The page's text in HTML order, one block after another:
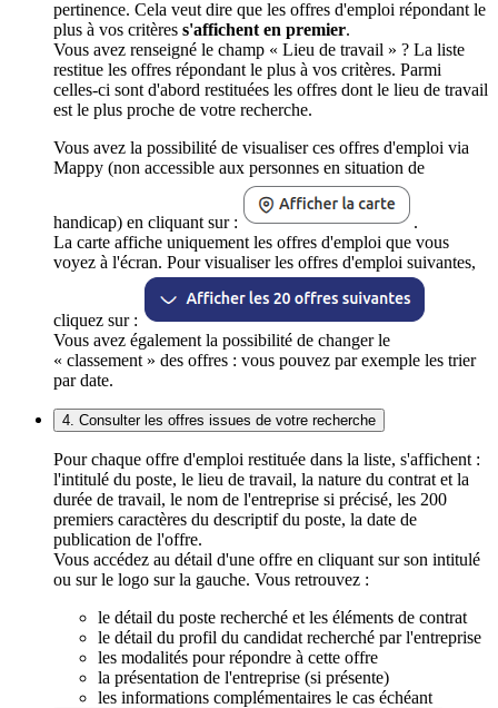
pertinence. Cela veut dire que les offres d'emploi répondant le
plus à vos critères s'affichent en premier.
Vous avez renseigné le champ « Lieu de travail » ? La liste
restitue les offres répondant le plus à vos critères. Parmi
celles-ci sont d'abord restituées les offres dont le lieu de travail
est le plus proche de votre recherche.
Vous avez la possibilité de visualiser ces offres d'emploi via
Mappy (non accessible aux personnes en situation de
handicap) en cliquant sur :
.
La carte affiche uniquement les offres d'emploi que vous
voyez à l'écran. Pour visualiser les offres d'emploi suivantes,
cliquez sur :
Vous avez également la possibilité de changer le
« classement » des offres : vous pouvez par exemple les trier
par date.
4. Consulter les offres issues de votre recherche
Pour chaque offre d'emploi restituée dans la liste, s'affichent :
l'intitulé du poste, le lieu de travail, la nature du contrat et la
durée de travail, le nom de l'entreprise si précisé, les 200
premiers caractères du descriptif du poste, la date de
publication de l'offre.
Vous accédez au détail d'une offre en cliquant sur son intitulé
ou sur le logo sur la gauche. Vous retrouvez :
le détail du poste recherché et les éléments de contrat
le détail du profil du candidat recherché par l'entreprise
les modalités pour répondre à cette offre
la présentation de l'entreprise (si présente)
les informations complémentaires le cas échéant